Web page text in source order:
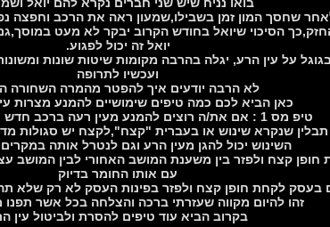
שחסך המון זמן בשבילו,שמעון ראה את הרכב וחפצה
הסיכוי שיואל בחודש הקרוב יבקר לא מעט
יואל זה יכול לפגוע.
על עין הרע, יגלה בהרבה מקומות שיטות שונות
ועכשיו לתרופה
לא הרבה יודעים איך להפטר מהמרה השחורה
כאן הביא לכם כמה טיפים שימושיים להמנע מצרות
טיפ מס 1 : אם את/ה רוצים להמנע מעין רעה ברכב חדש או בעסק חדש
שנקרא שינוש או בעברית "קצח",לקצח יש סגולות
השינוש יכול להגן מעין הרע וגם לנטרל אותה במקרים
קצח ולפזר בין משענת המושב האחורי לבין המושב
עם אותו החומר בדיוק
בעסק לקחת חופן קצח ולפזר בפינות העסק לא רק שלא
זהו להיום מקווה שעזרתי ברכה והצלחה בכל אשר תפנו
בקרוב הביא עוד טיפים להסרת ולביטול עין